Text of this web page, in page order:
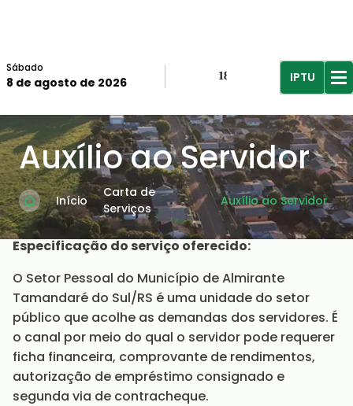
Sábado
8 de agosto de 2026 18º
R$61,96IPTU
Auxílio ao Servidor
Início
Carta de
Serviços
Auxílio ao Servidor
Especificação do serviço oferecido:
O Setor Pessoal do Município de Almirante
Tamandaré do Sul/RS é uma unidade do setor
público que acolhe as demandas dos servidores. É
o canal por meio do qual o servidor pode requerer
ficha financeira, comprovante de rendimentos,
autorização de empréstimo consignado e
segunda via de contracheque.